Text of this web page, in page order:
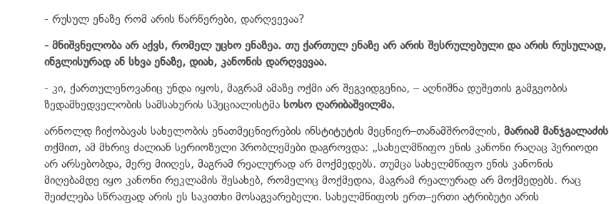
- რუსულ ენაზე რომ არის წარწერები, დარღვევაა?
- მნიშვნელობა არ აქვს, რომელ უცხო ენაზეა. თუ ქართულ ენაზე არ არის შესრულებული და არის რუსულად,
ინგლისურად ან სხვა ენაზე, დიახ, კანონის დარღვევაა.
- კი, ქართულენოვანიც უნდა იყოს, მაგრამ ამაზე ოქმი არ შეგვიდგენია, – აღნიშნა დუშეთის გამგეობის
ზედამხედველობის სამსახურის სპეციალისტმა სოსო ღარიბაშვილმა.
არნოლდ ჩიქობავას სახელობის ენათმეცნიერების ინსტიტუტის მეცნიერ–თანამშრომლის, მარიამ მანჯგალაძის
თქმით, ამ მხრივ ძალიან სერიოზული პრობლემები დაგროვდა: „სახელმწიფო ენის კანონი რაღაც პერიოდი
არ არსებობდა, მერე მიიღეს, მაგრამ რეალურად არ მოქმედებს. თუმცა სახელმწიფო ენის კანონის
მიღებამდე იყო კანონი რეკლამის შესახებ, რომელიც მოქმედია, მაგრამ რეალურად არ მოქმედებს. რაც
შეიძლება სწრაფად არის ეს საკითხი მოსაგვარებელი. სახელმწიფოს ერთ–ერთი ატრიბუტი არის